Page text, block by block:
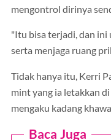
mengontrol dirinya
"Itu bisa terjadi, dan ini
serta menjaga ruang
Tidak hanya itu, Kerri
mint yang ia letakkan
mengaku kadang
Baca Juga